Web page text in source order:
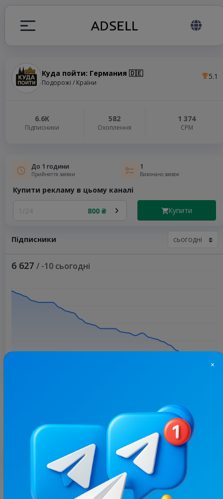
Куда пойти: Германия 🇩🇪
Подорожі / Країни
5.1
6.6K
Підписники
582
Охоплення
1 374
СРМ
До 1 години
Прийняття заявки
1
Виконано заявок
Купити рекламу в цьому каналі
1/24 800 ₴ Купити
Підписники
6 627 / -10 сьогодні
З цим каналом часто купують
/
946
×